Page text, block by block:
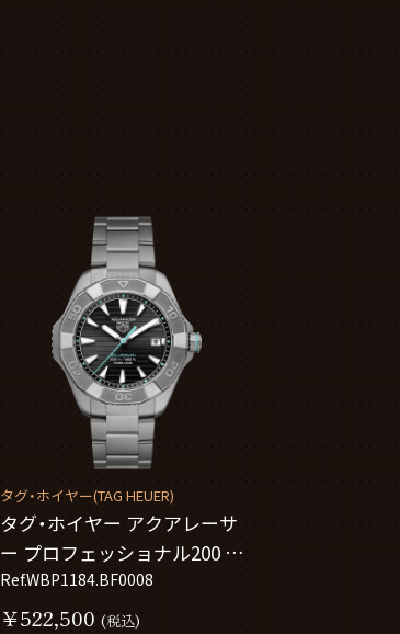
タグ・ホイヤー(TAG HEUER)
タグ・ホイヤー アクアレーサ
ー プロフェッショナル200 ソ
ーラーグラフ
WBP1184.BF0008
Ref.WBP1184.BF0008
￥522,500 (税込)